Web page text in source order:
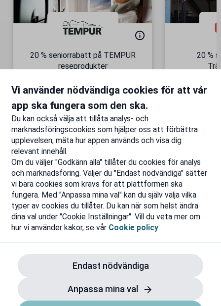
20 % seniorrabatt på TEMPUR
reseprodukter
är!
Till rabatten
20 %
Vi använder nödvändiga cookies för att vår
app ska fungera som den ska.
Du kan också välja att tillåta analys- och
marknadsföringscookies som hjälper oss att förbättra
upplevelsen, mäta hur appen används och visa dig
relevant innehåll.
Om du väljer "Godkänn alla" tillåter du cookies för analys
och marknadsföring. Väljer du "Endast nödvändiga" sätter
vi bara cookies som krävs för att plattformen ska
fungera. Med "Anpassa mina val" kan du själv välja vilka
typer av cookies du tillåter. Du kan när som helst ändra
dina val under "Cookie Inställningar". Vill du veta mer om
hur vi använder kakor, se vår Cookie policy
Endast nödvändiga
Anpassa mina val